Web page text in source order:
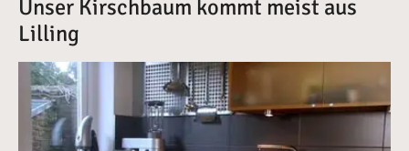
Unser Kirschbaum kommt meist aus
Lilling
Vergrößerte Version anzeigen